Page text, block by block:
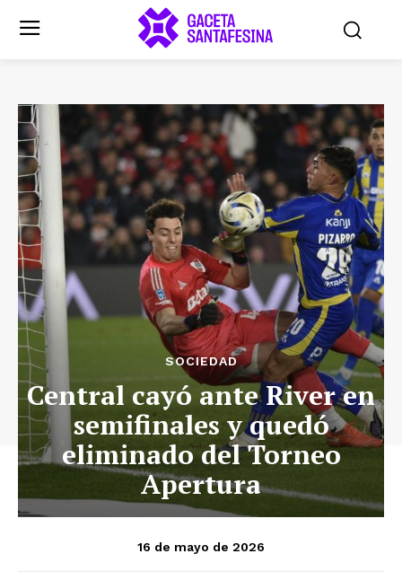
SOCIEDAD
Central cayó ante River en
semifinales y quedó
eliminado del Torneo
Apertura
16 de mayo de 2026